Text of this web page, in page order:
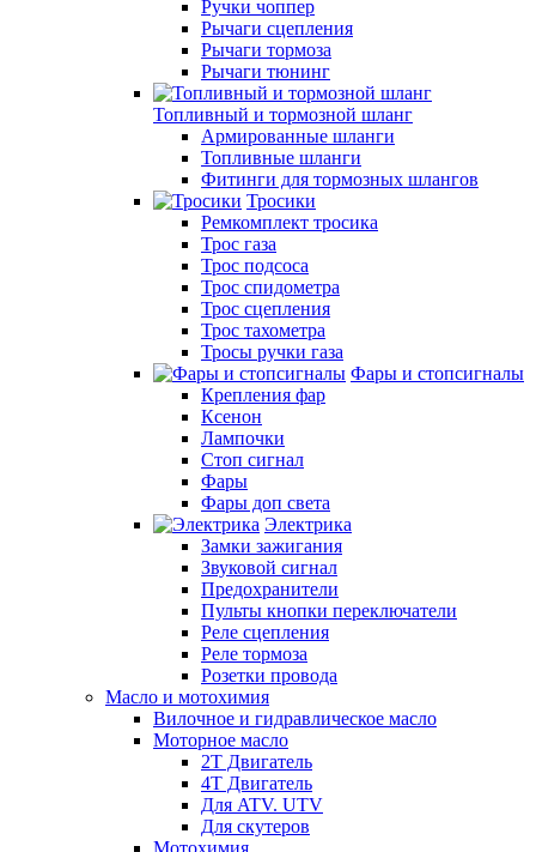
Ручки чоппер
Рычаги сцепления
Рычаги тормоза
Рычаги тюнинг
Топливный и тормозной шланг
Армированные шланги
Топливные шланги
Фитинги для тормозных шлангов
Тросики
Ремкомплект тросика
Трос газа
Трос подсоса
Трос спидометра
Трос сцепления
Трос тахометра
Тросы ручки газа
Фары и стопсигналы
Крепления фар
Ксенон
Лампочки
Стоп сигнал
Фары
Фары доп света
Электрика
Замки зажигания
Звуковой сигнал
Предохранители
Пульты кнопки переключатели
Реле сцепления
Реле тормоза
Розетки провода
Масло и мотохимия
Вилочное и гидравлическое масло
Моторное масло
2Т Двигатель
4Т Двигатель
Для ATV. UTV
Для скутеров
Мотохимия